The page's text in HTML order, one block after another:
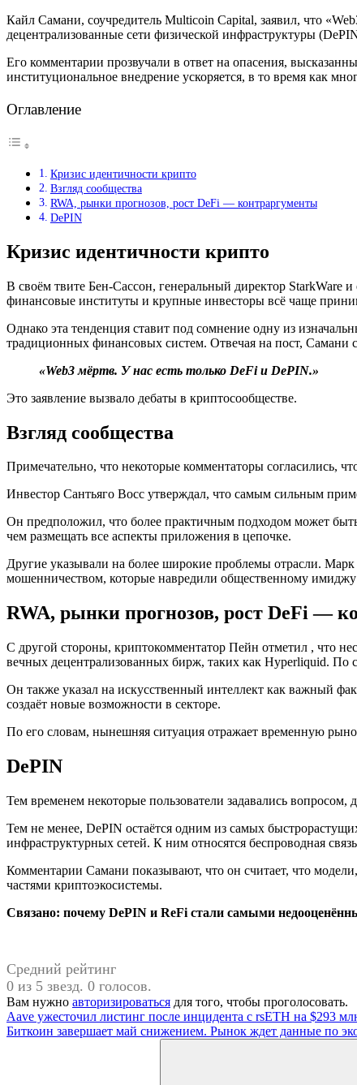
Кайл Самани, соучредитель Multicoin Capital, заявил, что
децентрализованные сети физической инфраструктуры
Его комментарии прозвучали в ответ на опасения,
институциональное внедрение ускоряется, в то время как
Оглавление
Кризис идентичности крипто
Взгляд сообщества
RWA, рынки прогнозов, рост DeFi — контраргументы
DePIN
Кризис идентичности крипто
В своём твите Бен-Сассон, генеральный директор StarkWare
финансовые институты и крупные инвесторы всё чаще
Однако эта тенденция ставит под сомнение одну из
традиционных финансовых систем. Отвечая на пост, Самани
«Web3 мёртв. У нас есть только DeFi и DePIN.»
Это заявление вызвало дебаты в криптосообществе.
Взгляд сообщества
Примечательно, что некоторые комментаторы согласились,
Инвестор Сантьяго Восс утверждал, что самым сильным
Он предположил, что более практичным подходом может
чем размещать все аспекты приложения в цепочке.
Другие указывали на более широкие проблемы отрасли.
мошенничеством, которые навредили общественному имиджу
RWA, рынки прогнозов, рост DeFi —
С другой стороны, криптокомментатор Пейн отметил , что
вечных децентрализованных бирж, таких как Hyperliquid. По
Он также указал на искусственный интеллект как важный
создаёт новые возможности в секторе.
По его словам, нынешняя ситуация отражает временную
DePIN
Тем временем некоторые пользователи задавались
Тем не менее, DePIN остаётся одним из самых
инфраструктурных сетей. К ним относятся беспроводная
Комментарии Самани показывают, что он считает, что
частями криптоэкосистемы.
Связано: почему DePIN и ReFi стали самыми
Средний рейтинг
0 из 5 звезд. 0 голосов.
Вам нужно авторизироваться для того, чтобы проголосовать.
Навигация
по
Предыдущая
запись:
Aave ужесточил листинг после инцидента с rsETH на $293
Следующая
Биткоин завершает май снижением. Рынок ждет данные по